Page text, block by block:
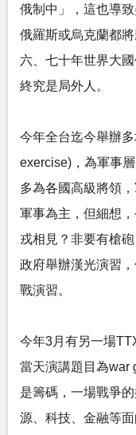
俄制中」，這也導
俄羅斯或烏克蘭都
六、七十年世界大
終究是局外人。
今年全台迄今舉辦
exercise)，為軍事
多為各國高級將領
軍事為主，但細想
戎相見？非要有槍
政府舉辦漢光演習
戰演習。
今年3月有另一場
當天演講題目為war
是籌碼，一場戰爭
源、科技、金融等